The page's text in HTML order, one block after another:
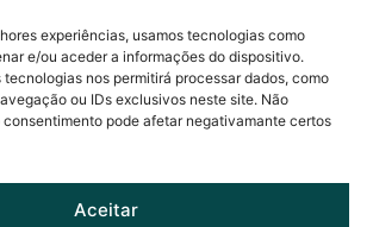
experiências, usamos tecnologias como
e/ou aceder a informações do dispositivo.
nos permitirá processar dados, como
ou IDs exclusivos neste site. Não
pode afetar negativamante certos
Aceitar